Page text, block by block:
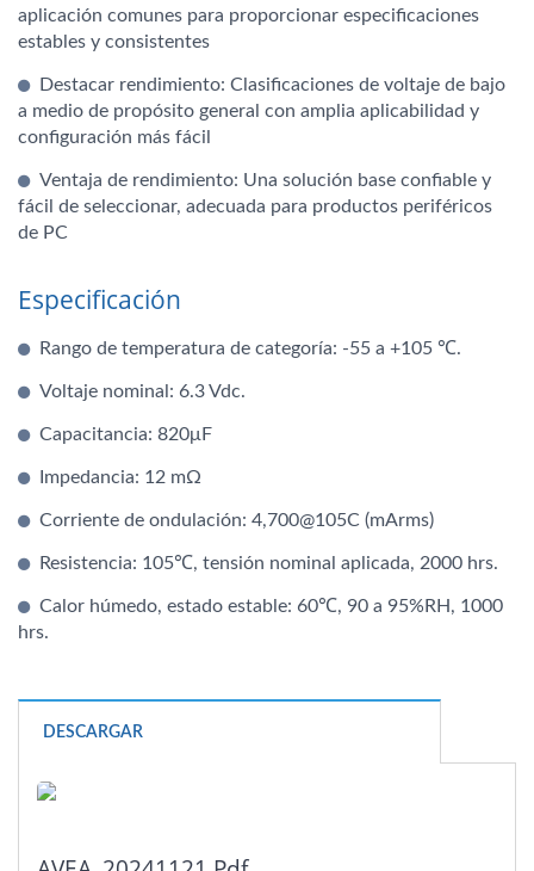
aplicación comunes para proporcionar especificaciones
estables y consistentes
Destacar rendimiento: Clasificaciones de voltaje de bajo
a medio de propósito general con amplia aplicabilidad y
configuración más fácil
Ventaja de rendimiento: Una solución base confiable y
fácil de seleccionar, adecuada para productos periféricos
de PC
Especificación
Rango de temperatura de categoría: -55 a +105 ℃.
Voltaje nominal: 6.3 Vdc.
Capacitancia: 820μF
Impedancia: 12 mΩ
Corriente de ondulación: 4,700@105C (mArms)
Resistencia: 105℃, tensión nominal aplicada, 2000 hrs.
Calor húmedo, estado estable: 60℃, 90 a 95%RH, 1000
hrs.
DESCARGAR